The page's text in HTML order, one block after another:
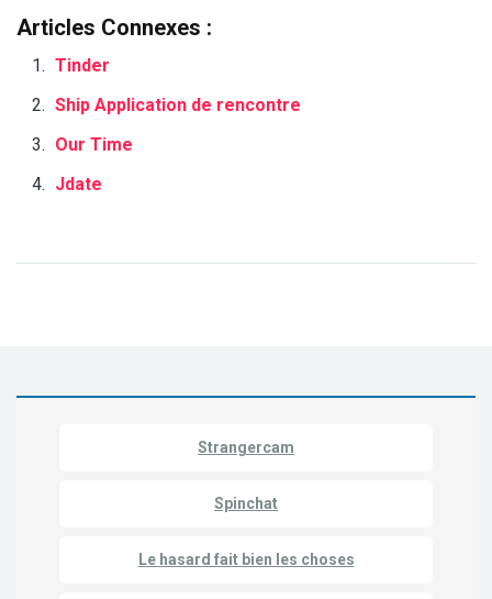
Articles Connexes :
Tinder
Ship Application de rencontre
Our Time
Jdate
Strangercam
Spinchat
Le hasard fait bien les choses